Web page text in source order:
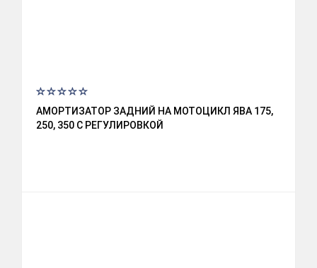
АМОРТИЗАТОР ЗАДНИЙ НА МОТОЦИКЛ ЯВА 175,
250, 350 С РЕГУЛИРОВКОЙ